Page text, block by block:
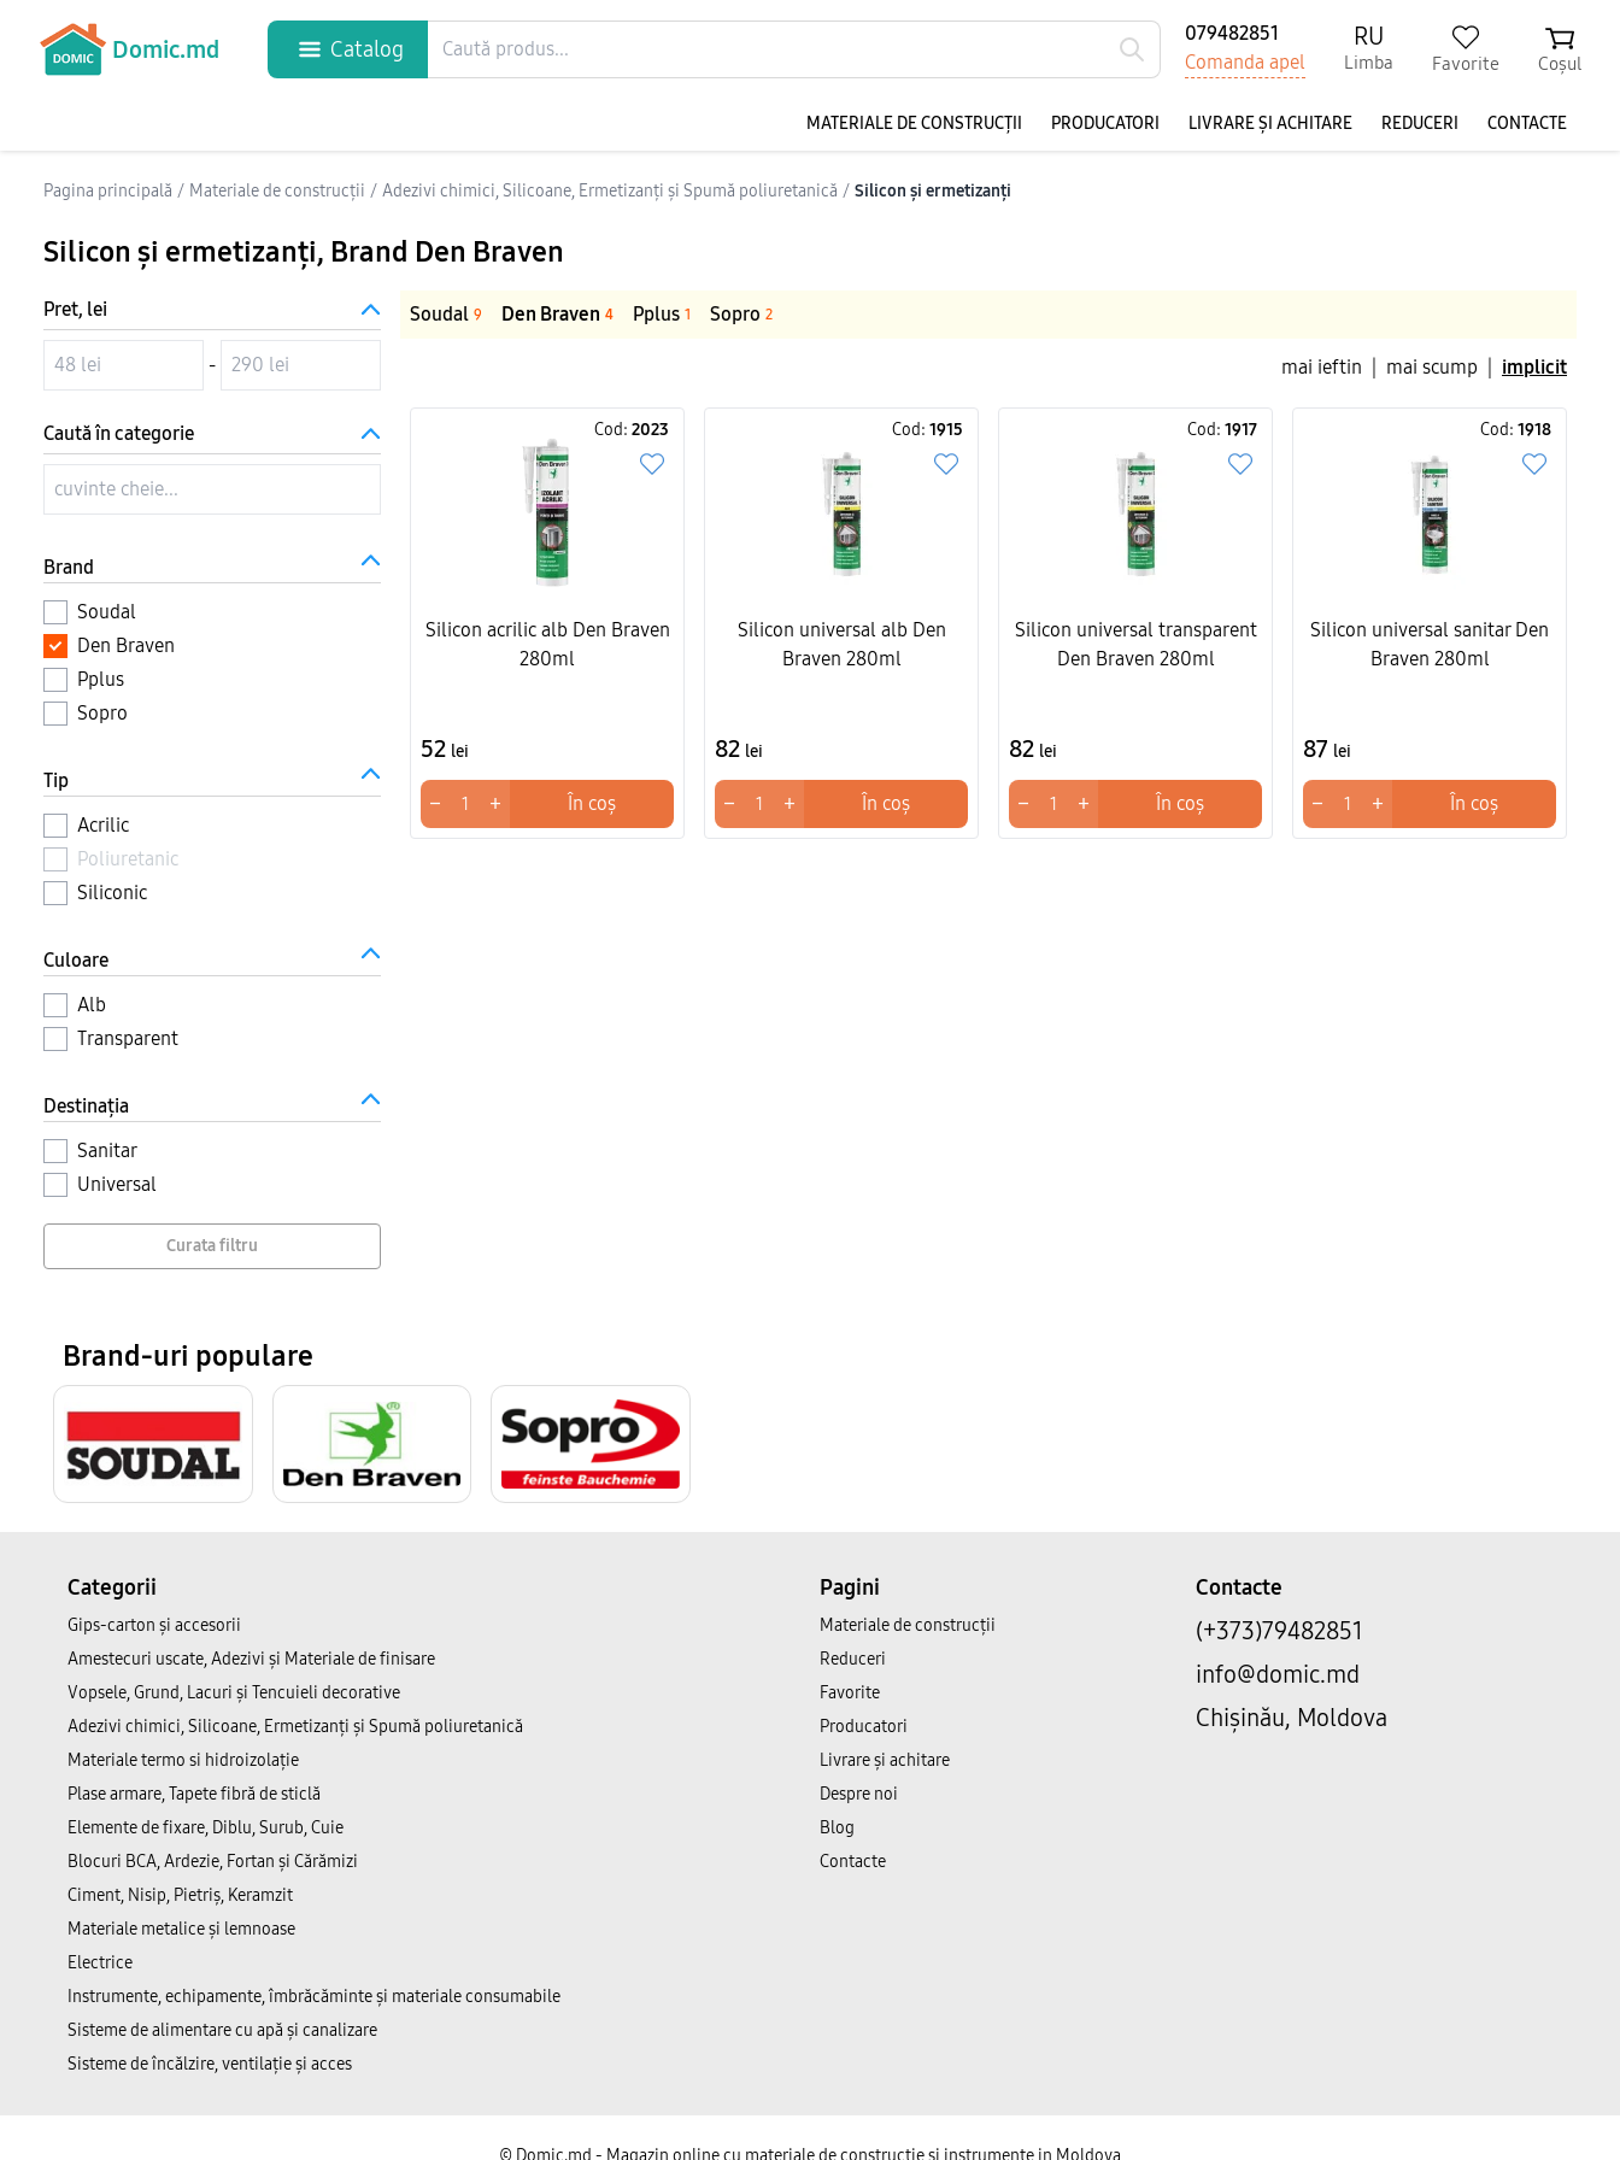
Domic.md Catalog
079482851
Comanda apel
RU
Limba Favorite Coșul
MATERIALE DE CONSTRUCȚII PRODUCATORI LIVRARE ȘI ACHITARE REDUCERI CONTACTE
Pagina principală / Materiale de construcții / Adezivi chimici, Silicoane, Ermetizanți și Spumă poliuretanică / Silicon și ermetizanți
Silicon și ermetizanți, Brand Den Braven
Soudal 9 Den Braven 4 Pplus 1 Sopro 2
mai ieftin mai scump implicit
Cod: 2023
Silicon acrilic alb Den Braven
280ml
52 lei
− + În coș
Cod: 1915
Silicon universal alb Den
Braven 280ml
82 lei
− + În coș
Cod: 1917
Silicon universal transparent
Den Braven 280ml
82 lei
− + În coș
Cod: 1918
Silicon universal sanitar Den
Braven 280ml
87 lei
− + În coș
Pret, lei
-
Caută în categorie
Brand
Soudal
Den Braven
Pplus
Sopro
Tip
Acrilic
Poliuretanic
Siliconic
Culoare
Alb
Transparent
Destinația
Sanitar
Universal
Curata filtru
Brand-uri populare
Categorii
Gips-carton și accesorii
Amestecuri uscate, Adezivi şi Materiale de finisare
Vopsele, Grund, Lacuri și Tencuieli decorative
Adezivi chimici, Silicoane, Ermetizanți și Spumă poliuretanică
Materiale termo si hidroizolație
Plase armare, Tapete fibră de sticlă
Elemente de fixare, Diblu, Surub, Cuie
Blocuri BCA, Ardezie, Fortan și Cărămizi
Ciment, Nisip, Pietriș, Keramzit
Materiale metalice și lemnoase
Electrice
Instrumente, echipamente, îmbrăcăminte și materiale consumabile
Sisteme de alimentare cu apă și canalizare
Sisteme de încălzire, ventilație și acces
Pagini
Materiale de construcții
Reduceri
Favorite
Producatori
Livrare și achitare
Despre noi
Blog
Contacte
Contacte
(+373)79482851
info@domic.md
Chișinău, Moldova
© Domic.md - Magazin online cu materiale de constructie si instrumente in Moldova